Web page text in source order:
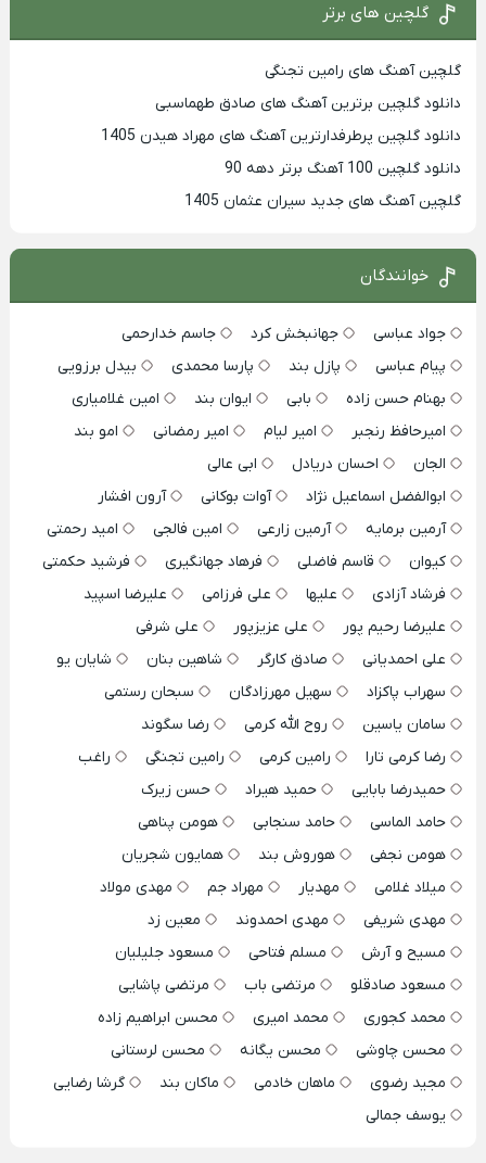
گلچین های برتر
گلچین آهنگ های رامین تجنگی
دانلود گلچین برترین آهنگ های صادق طهماسبی
دانلود گلچین پرطرفدارترین آهنگ های مهراد هیدن 1405
دانلود گلچین 100 آهنگ برتر دهه 90
گلچین آهنگ های جدید سیران عثمان 1405
خوانندگان
جواد عباسی جهانبخش کرد
جاسم خدارحمی
پیام عباسی
پازل بند پارسا محمدی
بیدل برزویی
بهنام حسن زاده
بابی ایوان بند
امین غلامیاری
امیرحافظ رنجبر
امیر لیام امیر رمضانی
امو بند
الجان
احسان دریادل
ابی عالی
ابوالفضل اسماعیل نژاد
آوات بوکانی
آرون افشار
آرمین برمایه
آرمین زارعی امین فالجی
امید رحمتی
کیوان
قاسم فاضلی فرهاد جهانگیری
فرشید حکمتی
فرشاد آزادی
علیها علی فرزامی
علیرضا اسپید
علیرضا رحیم پور
علی عزیزپور
علی شرفی
علی احمدیانی
صادق کارگر شاهین بنان
شایان یو
سهراب پاکزاد
سهیل مهرزادگان
سبحان رستمی
سامان یاسین
روح الله کرمی
رضا سگوند
رضا کرمی تارا
رامین کرمی رامین تجنگی
راغب
حمیدرضا بابایی
حمید هیراد
حسن زیرک
حامد الماسی
حامد سنجابی
هومن پناهی
هومن نجفی
هوروش بند
همایون شجریان
میلاد غلامی
مهدیار مهراد جم
مهدی مولاد
مهدی شریفی
مهدی احمدوند
معین زد
مسیح و آرش
مسلم فتاحی
مسعود جلیلیان
مسعود صادقلو
مرتضی باب
مرتضی پاشایی
محمد کجوری
محمد امیری
محسن ابراهیم زاده
محسن چاوشی
محسن یگانه
محسن لرستانی
مجید رضوی
ماهان خادمی ماکان بند
گرشا رضایی
یوسف جمالی